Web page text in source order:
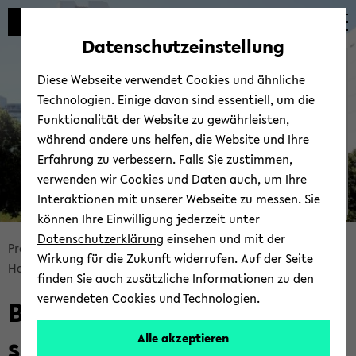
Automatische
vermeiden
zum
wechseln
zum
wechseln
zum
wechseln
Bread­
crumb
sprin­
gen
und
Pro­jek­te
barrierefreie-​verwaltung.nrw
Hand­rei­chun­gen
rie­re­freie di­gi­ta­le Hoch­
schul­ver­wal­tung.NRW
© Uni­ver­si­tät Bie­le­feld
Bar­rie­re­frei­heit in der Be­
schaf­fung
Datenschutzeinstellung
Diese Webseite verwendet Cookies und ähnliche
Technologien. Einige davon sind essentiell, um die
Funktionalität der Website zu gewährleisten,
während andere uns helfen, die Website und Ihre
Erfahrung zu verbessern. Falls Sie zustimmen,
verwenden wir Cookies und Daten auch, um Ihre
Interaktionen mit unserer Webseite zu messen. Sie
können Ihre Einwilligung jederzeit unter
Datenschutzerklärung einsehen und mit der
Wirkung für die Zukunft widerrufen. Auf der Seite
finden Sie auch zusätzliche Informationen zu den
verwendeten Cookies und Technologien.
Alle akzeptieren